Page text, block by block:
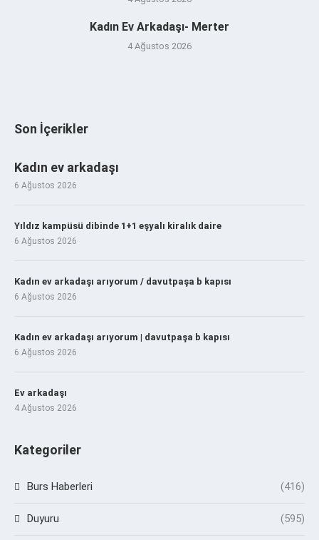
Kadın Ev Arkadaşı- Merter
4 Ağustos 2026
Son İçerikler
Kadın ev arkadaşı
6 Ağustos 2026
Yıldız kampüsü dibinde 1+1 eşyalı kiralık daire
6 Ağustos 2026
Kadın ev arkadaşı arıyorum / davutpaşa b kapısı
6 Ağustos 2026
Kadın ev arkadaşı arıyorum | davutpaşa b kapısı
6 Ağustos 2026
Ev arkadaşı
4 Ağustos 2026
Kategoriler
Burs Haberleri (416)
Duyuru (595)